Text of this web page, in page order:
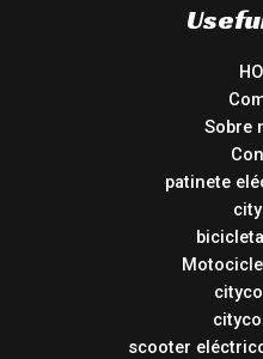
Sobre
patinete
scooter